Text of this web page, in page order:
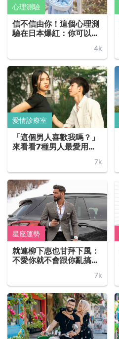
心理測驗
信不信由你！這個心理測
驗在日本爆紅：你可以輕
象在想什麼、你們在一起
的可能機率有多少！
4k
愛情診療室
「這個男人喜歡我嗎？」
來看看7種男人最愛用的
7k
星座運勢
就連柳下惠也甘拜下風：
不愛你就不會跟你亂搞曖
7k